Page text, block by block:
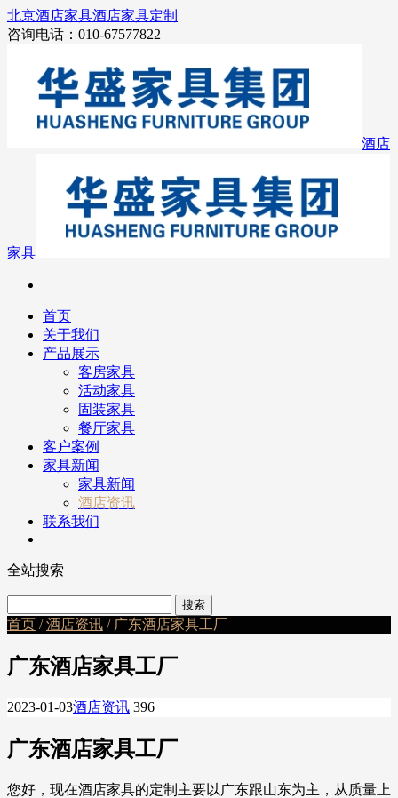
北京酒店家具酒店家具定制
咨询电话：010-67577822
酒店
家具
首页
关于我们
产品展示
客房家具
活动家具
固装家具
餐厅家具
客户案例
家具新闻
家具新闻
酒店资讯
联系我们
全站搜索
首页 /酒店资讯 / 广东酒店家具工厂
广东酒店家具工厂
2023-01-03酒店资讯 396
广东酒店家具工厂
您好，现在酒店家具的定制主要以广东跟山东为主，从质量上